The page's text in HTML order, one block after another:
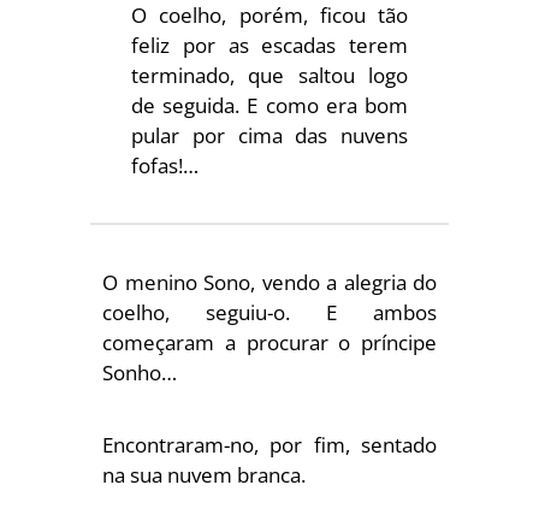
O coelho, porém, ficou tão
feliz por as escadas terem
terminado, que saltou logo
de seguida. E como era bom
pular por cima das nuvens
fofas!…
O menino Sono, vendo a alegria do
coelho, seguiu-o. E ambos
começaram a procurar o príncipe
Sonho…
Encontraram-no, por fim, sentado
na sua nuvem branca.